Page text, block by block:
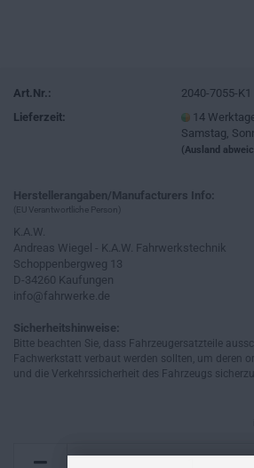
Art.Nr.:
2040-7055-K1
Lieferzeit:
14
Samstag,
(Ausland
Herstellerangaben/Manufacturers Info:
(EU Verantwortliche Person)
K.A.W.
Andreas Wiegel - K.A.W. Fahrwerkstechnik
Schoppenbergweg 13
D-34260 Kaufungen
info@fahrwerke.de
Sicherheitshinweise:
Bitte beachten Sie, dass Fahrzeugersatzteile
Fachwerkstatt verbaut werden sollten, um deren
und die Verkehrssicherheit des Fahrzeugs